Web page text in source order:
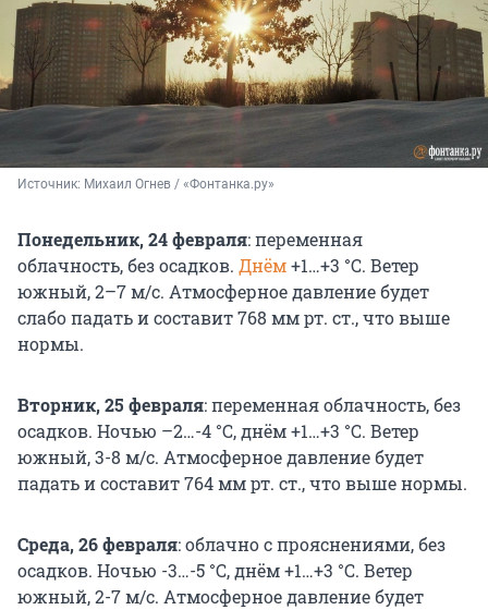
Источник: Михаил Огнев / «Фонтанка.ру»
Понедельник, 24 февраля: переменная
облачность, без осадков. Днём+1…+3 °С. Ветер
южный, 2–7 м/с. Атмосферное давление будет
слабо падать и составит 768 мм рт. ст., что выше
нормы.
Вторник, 25 февраля: переменная облачность, без
осадков. Ночью –2…-4 °С, днём+1…+3 °С. Ветер
южный, 3-8 м/с. Атмосферное давление будет
падать и составит 764 мм рт. ст., что выше нормы.
Среда, 26 февраля: облачно с прояснениями, без
осадков. Ночью -3…-5 °С, днём+1…+3 °С. Ветер
южный, 2-7 м/с. Атмосферное давление будет